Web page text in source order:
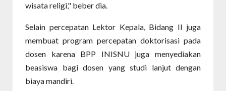
wisata religi," beber dia.
Selain percepatan Lektor Kepala, Bidang II juga
membuat program percepatan doktorisasi pada
dosen karena BPP INISNU juga menyediakan
beasiswa bagi dosen yang studi lanjut dengan
biaya mandiri.